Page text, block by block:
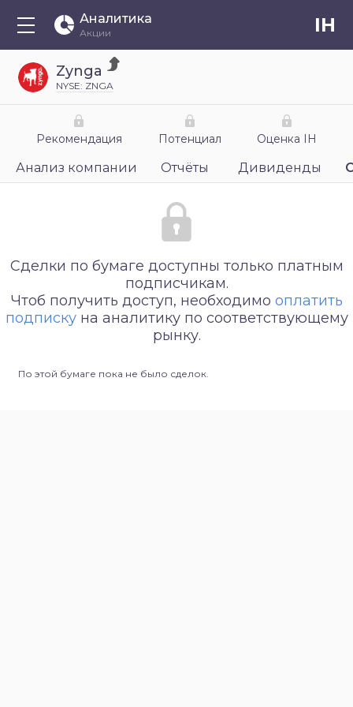
Аналитика
Акции IH
Zynga
NYSE: ZNGA
Рекомендация Потенциал Оценка IH
Анализ компании Отчёты Дивиденды
Сделки по бумаге доступны только платным
подписчикам.
Чтоб получить доступ, необходимо оплатить
подпискуна аналитику по соответствующему
рынку.
По этой бумаге пока не было сделок.